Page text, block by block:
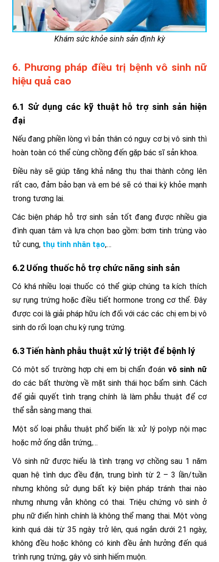
Khám sức khỏe sinh sản định kỳ
6. Phương pháp điều trị bệnh vô sinh nữ
hiệu quả cao
6.1 Sử dụng các kỹ thuật hỗ trợ sinh sản hiện
đại
Nếu đang phiền lòng vì bản thân có nguy cơ bị vô sinh thì
hoàn toàn có thể cùng chồng đến gặp bác sĩ sản khoa.
Điều này sẽ giúp tăng khả năng thụ thai thành công lên
rất cao, đảm bảo bạn và em bé sẽ có thai kỳ khỏe mạnh
trong tương lai.
Các biện pháp hỗ trợ sinh sản tốt đang được nhiều gia
đình quan tâm và lựa chọn bao gồm: bơm tinh trùng vào
tử cung, thụ tinh nhân tạo,…
6.2 Uống thuốc hỗ trợ chức năng sinh sản
Có khá nhiều loại thuốc có thể giúp chúng ta kích thích
sự rụng trứng hoặc điều tiết hormone trong cơ thể. Đây
được coi là giải pháp hữu ích đối với các các chị em bị vô
sinh do rối loạn chu kỳ rụng trứng.
6.3 Tiến hành phẫu thuật xử lý triệt để bệnh lý
Có một số trường hợp chị em bị chẩn đoán vô sinh nữ
do các bất thường về mặt sinh thái học bẩm sinh. Cách
để giải quyết tình trạng chính là làm phẫu thuật để cơ
thể sẵn sàng mang thai.
Một số loại phẫu thuật phổ biến là: xử lý polyp nội mạc
hoặc mở ống dẫn trứng,…
Vô sinh nữ được hiểu là tình trạng vợ chồng sau 1 năm
quan hệ tình dục đều đặn, trung bình từ 2 – 3 lần/tuần
nhưng không sử dụng bất kỳ biện pháp tránh thai nào
nhưng nhưng vẫn không có thai. Triệu chứng vô sinh ở
phụ nữ điển hình chính là không thể mang thai. Một vòng
kinh quá dài từ 35 ngày trở lên, quá ngắn dưới 21 ngày,
không đều hoặc không có kinh đều ảnh hưởng đến quá
trình rụng trứng, gây vô sinh hiếm muộn.